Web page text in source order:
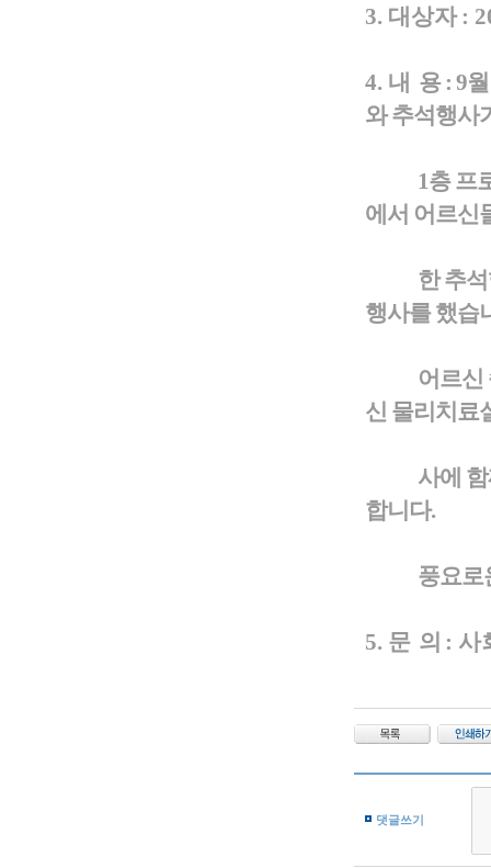
3. 대상자 :
4. 내 용 : 9
와추석행사
1층 프로
에서 어르신
한추
행사를 했습
어르신 송
신 물리치료
사에 함께
합니다.
풍요로운
5. 문 의 : 사
댓글쓰기